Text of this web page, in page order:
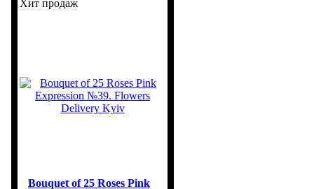
Хит продаж
Bouquet of 25 Roses Pink